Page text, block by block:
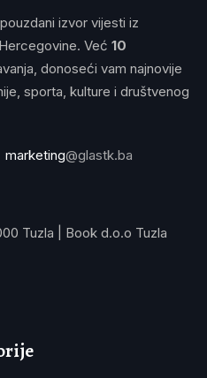
pouzdani izvor vijesti iz
Već 10
donoseći vam najnovije
sporta, kulture i društvenog
marketing@glastk.ba
Tuzla | Book d.o.o Tuzla